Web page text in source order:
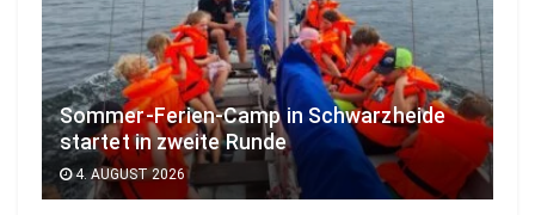
Sommer-Ferien-Camp in Schwarzheide
startet in zweite Runde
4. AUGUST 2026